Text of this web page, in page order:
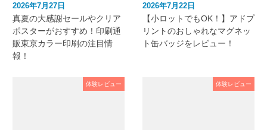
2026年7月27日
真夏の大感謝セールやクリア
ポスターがおすすめ！印刷通
販東京カラー印刷の注目情
報！
2026年7月22日
【小ロットでもOK！】アドプ
リントのおしゃれなマグネッ
ト缶バッジをレビュー！
体験レビュー 体験レビュー